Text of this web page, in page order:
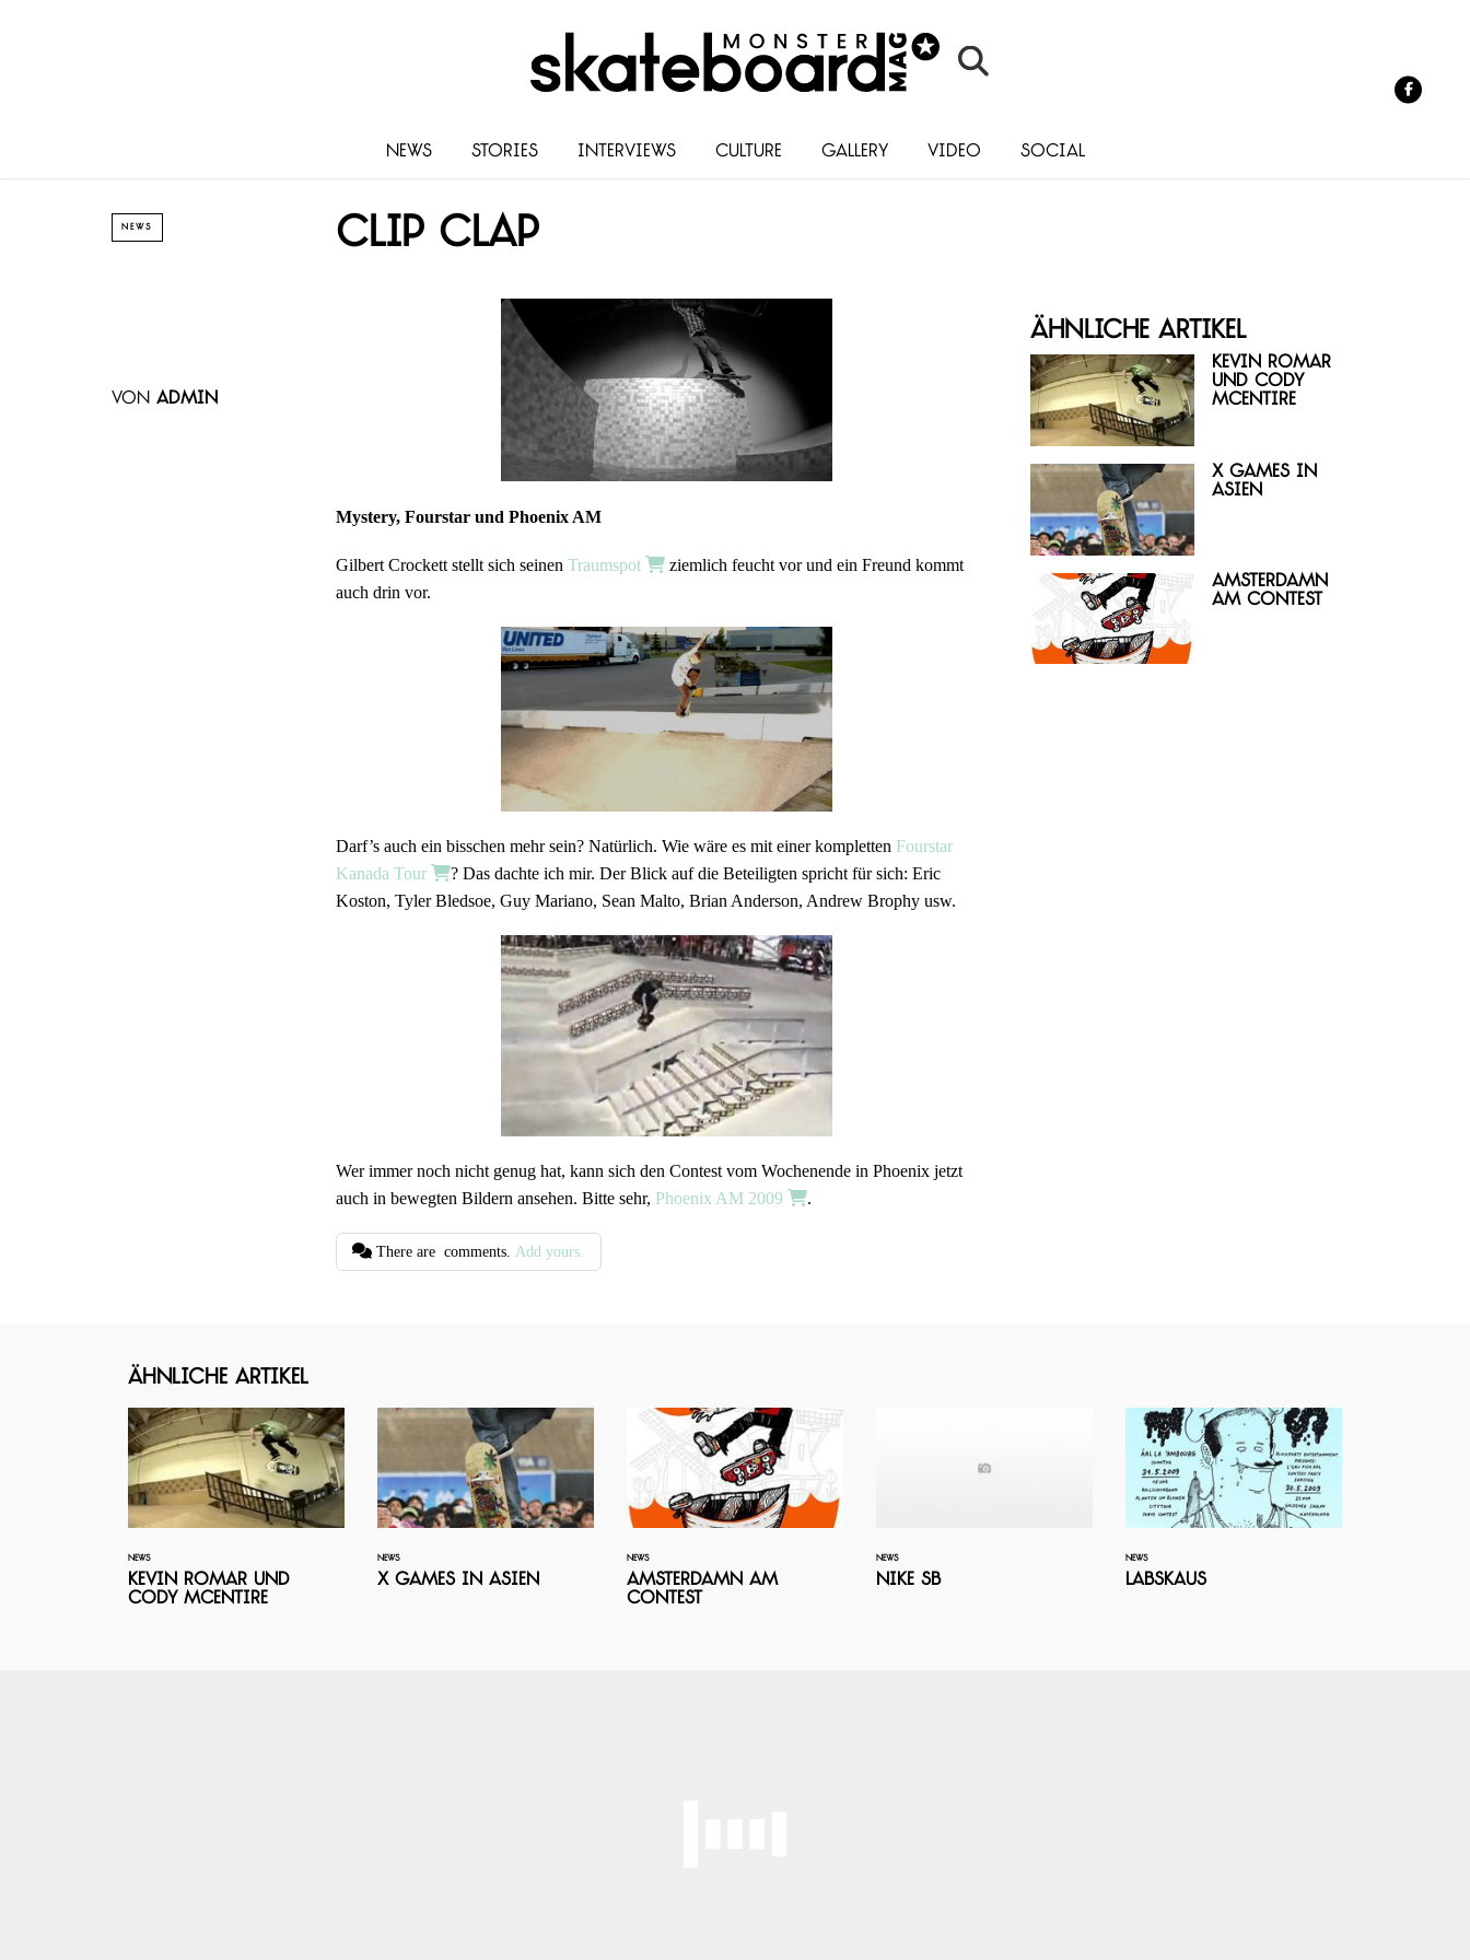
News Stories Interviews Culture Gallery Video Social
NEWS Clip Clap
von admin
Mystery, Fourstar und Phoenix AM
Gilbert Crockett stellt sich seinen Traumspot
ziemlich feucht vor und ein Freund kommt
auch drin vor.
Darf’s auch ein bisschen mehr sein? Natürlich. Wie wäre es mit einer kompletten Fourstar
Kanada Tour
? Das dachte ich mir. Der Blick auf die Beteiligten spricht für sich: Eric
Koston, Tyler Bledsoe, Guy Mariano, Sean Malto, Brian Anderson, Andrew Brophy usw.
Wer immer noch nicht genug hat, kann sich den Contest vom Wochenende in Phoenix jetzt
auch in bewegten Bildern ansehen. Bitte sehr, Phoenix AM 2009 .
Ähnliche Artikel
Kevin Romar
und Cody
McEntire
X Games in
Asien
AmsterDamn
Am Contest
There are comments.Add yours.
Ähnliche Artikel
NEWS
Kevin Romar und
Cody McEntire
NEWS
X Games in Asien
NEWS
AmsterDamn Am
Contest
NEWS
Nike SB
NEWS
Labskaus